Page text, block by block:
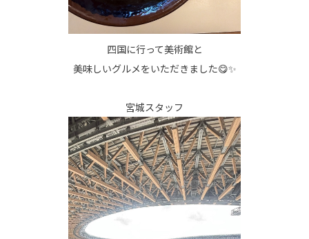
四国に行って美術館と
美味しいグルメをいただきました😋✨
宮城スタッフ